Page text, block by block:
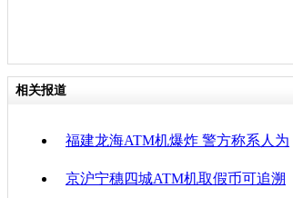
相关报道
福建龙海ATM机爆炸 警方称系人为
京沪宁穗四城ATM机取假币可追溯